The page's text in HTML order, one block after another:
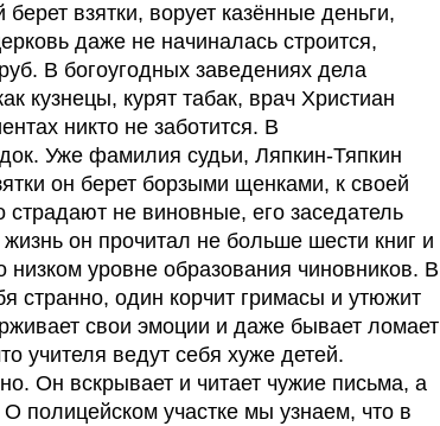
взятки, ворует казённые деньги,
даже не начиналась строится,
В богоугодных заведениях дела
кузнецы, курят табак, врач Христиан
никто не заботится. В
Уже фамилия судьи, Ляпкин-Тяпкин
он берет борзыми щенками, к своей
страдают не виновные, его заседатель
он прочитал не больше шести книг и
низком уровне образования чиновников. В
странно, один корчит гримасы и утюжит
свои эмоции и даже бывает ломает
учителя ведут себя хуже детей.
Он вскрывает и читает чужие письма, а
полицейском участке мы узнаем, что в